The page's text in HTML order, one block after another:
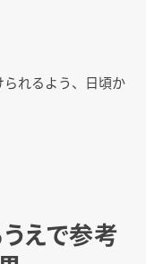
れるよう、日頃か
えで参考